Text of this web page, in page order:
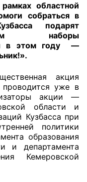
областной
собраться в
подарят
наборы
в этом году —
акция
уже в
акции —
области и
Кузбасса при
политики
образования
и департамента
Кемеровской